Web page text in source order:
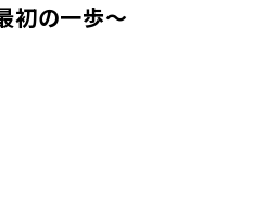
初の一歩〜